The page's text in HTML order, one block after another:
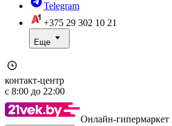
Telegram
+375 29 302 10 21
Еще
контакт-центр
с 8:00 до 22:00
Онлайн-гипермаркет